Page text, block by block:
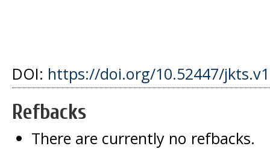
DOI: https://doi.org/10.52447/
Refbacks
There are currently no refbacks.